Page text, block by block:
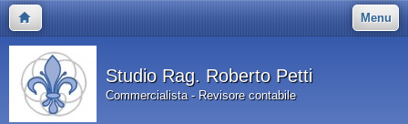
Menu
Studio Rag. Roberto Petti
Commercialista - Revisore contabile